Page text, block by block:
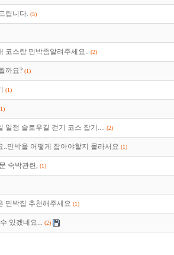
립니다. (5)
코스랑 민박좀알려주세요.. (2)
까요? (1)
(1)
일정 슬로우길 걷기 코스 잡기.... (2)
..민박을 어떻게 잡아야할지 몰라서요 (1)
숙박관련, (1)
민박집 추천해주세요 (1)
있겠네요... (2)